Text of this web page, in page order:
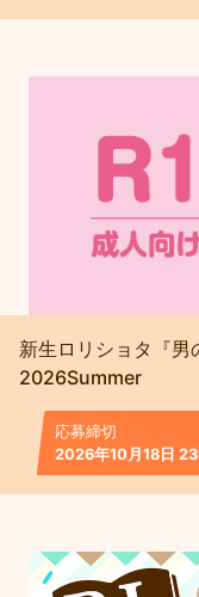
新生ロリショタ『男
2026Summer
応募締切
2026年10月18日